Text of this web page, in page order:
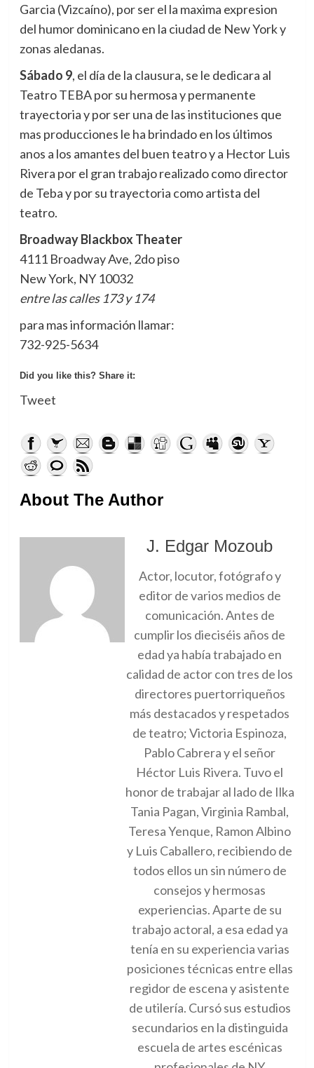
Garcia (Vizcaíno), por ser el la maxima expresion
del humor dominicano en la ciudad de New York y
zonas aledanas.
Sábado 9, el día de la clausura, se le dedicara al
Teatro TEBA por su hermosa y permanente
trayectoria y por ser una de las instituciones que
mas producciones le ha brindado en los últimos
anos a los amantes del buen teatro y a Hector Luis
Rivera por el gran trabajo realizado como director
de Teba y por su trayectoria como artista del
teatro.
Broadway Blackbox Theater
4111 Broadway Ave, 2do piso
New York, NY 10032
entre las calles 173 y 174
para mas información llamar:
732-925-5634
Did you like this? Share it:
Tweet
About The Author
J. Edgar Mozoub
Actor, locutor, fotógrafo y
editor de varios medios de
comunicación. Antes de
cumplir los dieciséis años de
edad ya había trabajado en
calidad de actor con tres de los
directores puertorriqueños
más destacados y respetados
de teatro; Victoria Espinoza,
Pablo Cabrera y el señor
Héctor Luis Rivera. Tuvo el
honor de trabajar al lado de Ilka
Tania Pagan, Virginia Rambal,
Teresa Yenque, Ramon Albino
y Luis Caballero, recibiendo de
todos ellos un sin número de
consejos y hermosas
experiencias. Aparte de su
trabajo actoral, a esa edad ya
tenía en su experiencia varias
posiciones técnicas entre ellas
regidor de escena y asistente
de utilería. Cursó sus estudios
secundarios en la distinguida
escuela de artes escénicas